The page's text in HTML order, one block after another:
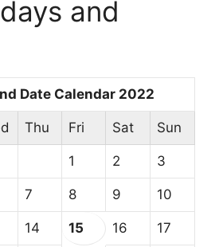
and
Date Calendar 2022
Thu Fri Sat Sun
1 2 3
7 8 9 10
14 15 16 17